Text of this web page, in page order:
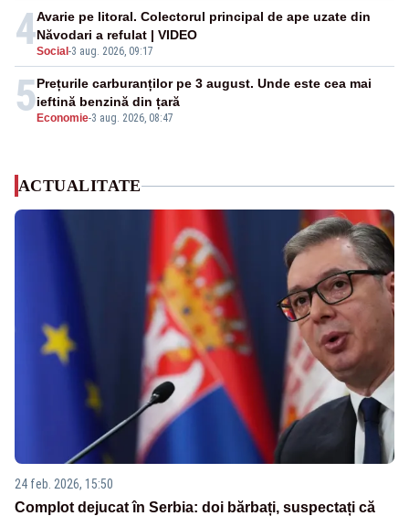
4Social -3 aug. 2026, 09:17
Avarie pe litoral. Colectorul principal de ape uzate din
Năvodari a refulat | VIDEO
5 Economie-3 aug. 2026, 08:47
Prețurile carburanților pe 3 august. Unde este cea mai
ieftină benzină din țară
ACTUALITATE
24 feb. 2026, 15:50
Complot dejucat în Serbia: doi bărbați, suspectați că